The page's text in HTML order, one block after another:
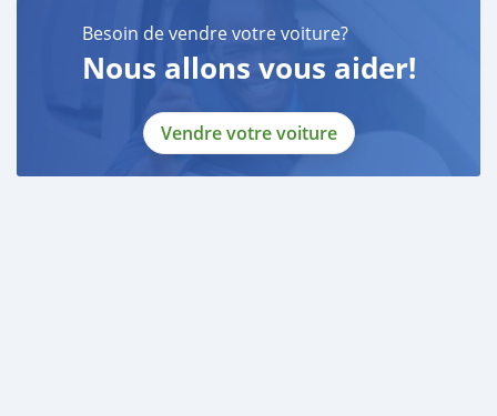
Besoin de vendre votre voiture?
Nous allons vous aider!
Vendre votre voiture